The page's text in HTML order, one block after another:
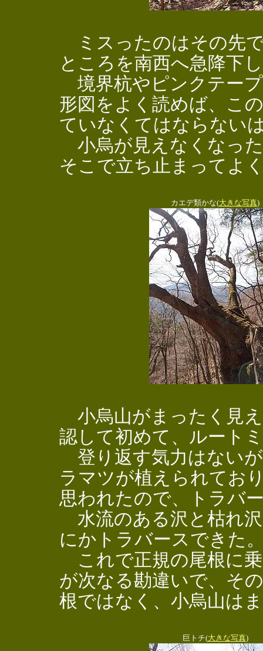
ミスったのはその先
ところを南西へ急降下
境界杭やピンクテー
形図をよく読めば、こ
ていなくてはならない
小烏が見えなくなっ
そこで立ち止まってよ
カエデ類かな(大きな写真)
小烏山がまったく見
認して初めて、ルート
登り返す気力はない
ラマツが植えられてお
思われたので、トラバ
水流のある沢と枯れ
にかトラバースできた
これで正規の尾根に
が次なる勘違いで、そ
根ではなく、小烏山は
巨トチ(大きな写真)